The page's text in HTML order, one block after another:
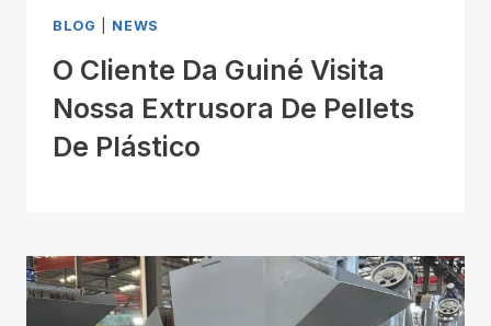
BLOG NEWS
O Cliente Da Guiné Visita
Nossa Extrusora De Pellets
De Plástico